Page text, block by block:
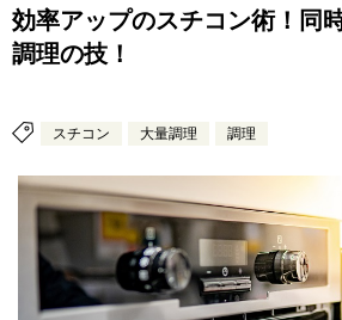
効率アップのスチコン術！同
調理の技！
スチコン 大量調理 調理